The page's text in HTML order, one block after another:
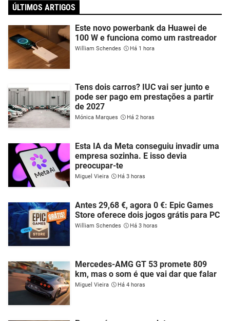
ÚLTIMOS ARTIGOS
Este novo powerbank da Huawei de
100 W e funciona como um rastreador
William Schendes Há 1 hora
Tens dois carros? IUC vai ser junto e
pode ser pago em prestações a partir
de 2027
Mónica Marques Há 2 horas
Esta IA da Meta conseguiu invadir uma
empresa sozinha. E isso devia
preocupar-te
Miguel Vieira Há 3 horas
Antes 29,68 €, agora 0 €: Epic Games
Store oferece dois jogos grátis para PC
William Schendes Há 3 horas
Mercedes-AMG GT 53 promete 809
km, mas o som é que vai dar que falar
Miguel Vieira Há 4 horas